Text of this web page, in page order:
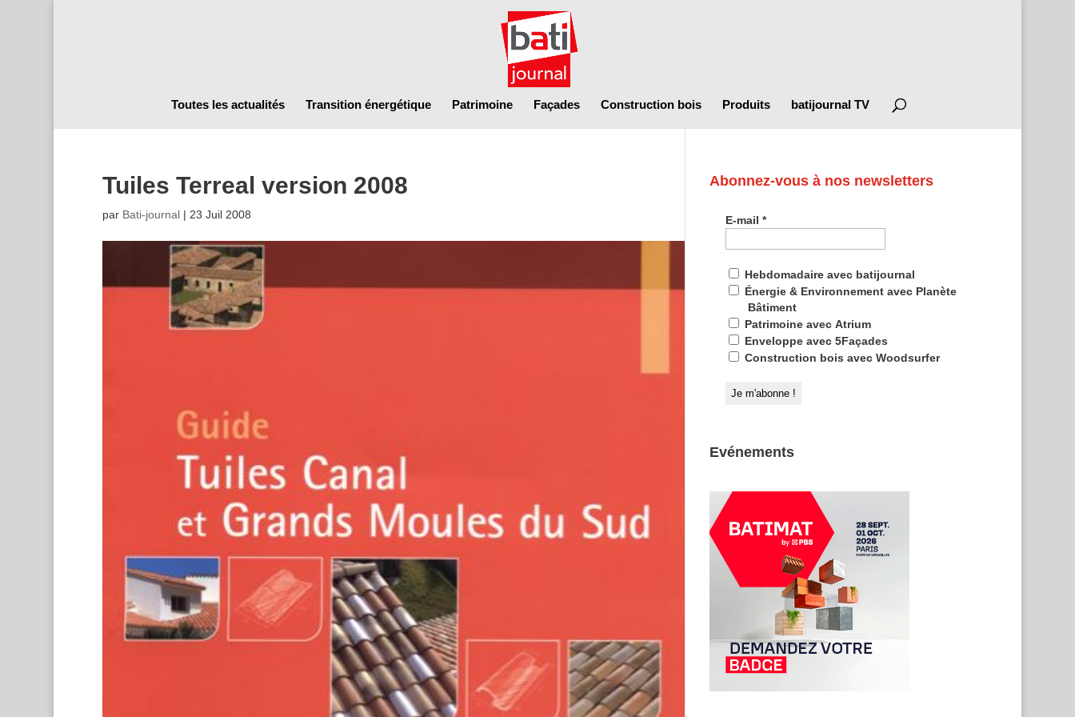
Toutes les actualités Transition énergétique Patrimoine Façades Construction bois Produits batijournal TV
Tuiles Terreal version 2008
par Bati-journal| 23 Juil 2008
Abonnez-vous à nos newsletters
E-mail*
Hebdomadaire avec batijournal
Énergie & Environnement avec Planète
Bâtiment
Patrimoine avec Atrium
Enveloppe avec 5Façades
Construction bois avec Woodsurfer
Evénements